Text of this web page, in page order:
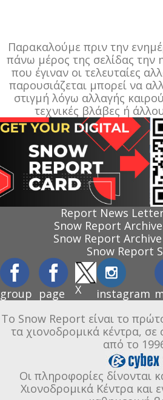
Παρακαλούμε πριν την
πάνω μέρος της σελίδας την
που έγιναν οι τελευταίες
παρουσιάζεται μπορεί να
στιγμή λόγω αλλαγής
τεχνικές βλάβες ή
Report News
Snow Report
Snow Report
Snow Report
group page X instagram
Το Snow Report είναι το
τα χιονοδρομικά κέντρα,
από το
Οι πληροφορίες δίνονται
Χιονοδρομικά Κέντρα και